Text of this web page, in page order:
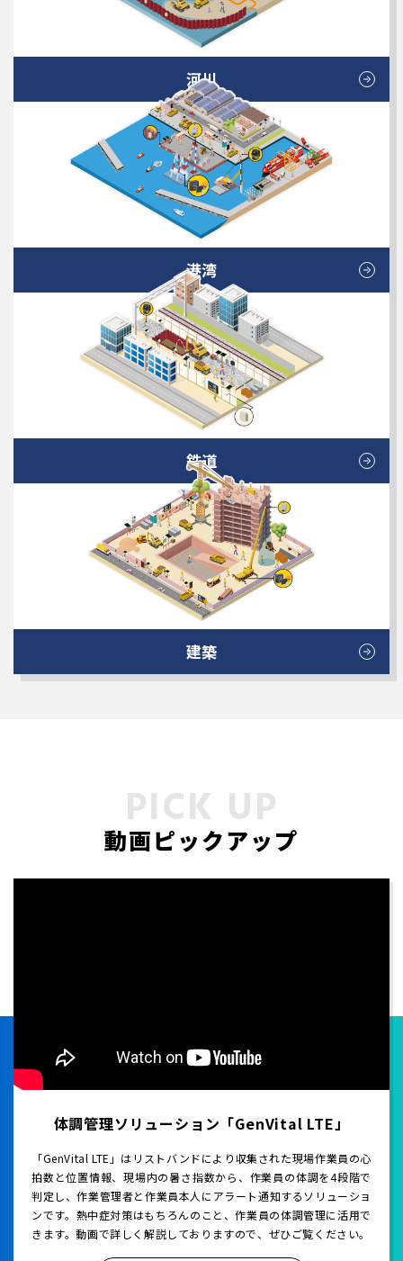
河川
港湾
鉄道
建築
動画ピックアップ
体調管理ソリューション「GenVital LTE」
「GenVital LTE」はリストバンドにより収集された現場作業員の心
拍数と位置情報、現場内の暑さ指数から、作業員の体調を4段階で
判定し、作業管理者と作業員本人にアラート通知するソリューショ
ンです。熱中症対策はもちろんのこと、作業員の体調管理に活用で
きます。動画で詳しく解説しておりますので、ぜひご覧ください。